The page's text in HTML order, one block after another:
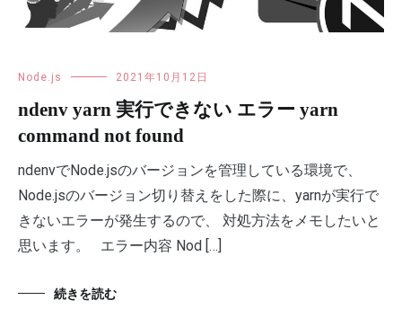
Node.js 2021年10月12日
ndenv yarn 実行できない エラー yarn
command not found
ndenvでNode.jsのバージョンを管理している環境で、
Node.jsのバージョン切り替えをした際に、yarnが実行で
きないエラーが発生するので、 対処方法をメモしたいと
思います。 エラー内容 Nod […]
続きを読む